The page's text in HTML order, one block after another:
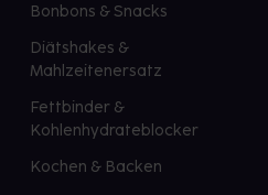
Bonbons & Snacks
Diätshakes &
Mahlzeitenersatz
Fettbinder &
Kohlenhydrateblocker
Kochen & Backen